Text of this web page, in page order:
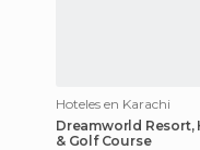
Hoteles en Karachi
Dreamworld Resort,
& Golf Course